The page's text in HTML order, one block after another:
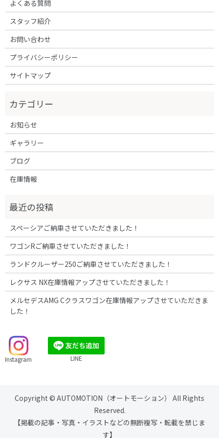
よくある質問
スタッフ紹介
お問い合わせ
プライバシーポリシー
サイトマップ
お知らせ
ギャラリー
ブログ
在庫情報
スペーシアご納車させていただきました！
ワゴンRご納車させていただきました！
ランドクルーザー250ご納車させていただきました！
レクサス NX在庫情報アップさせていただきました！
メルセデスAMG Cクラスワゴン在庫情報アップさせていただきま
した！
Instagram LINE
Copyright © AUTOMOTION（オートモーション） All Rights
Reserved.
【掲載の記事・写真・イラストなどの無断複写・転載を禁じま
す】